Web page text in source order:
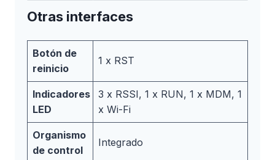
Otras interfaces
Botón de
reinicio
1 x RST
Indicadores
LED
3 x RSSI, 1 x RUN, 1 x MDM, 1
x Wi-Fi
Organismo
de control
Integrado